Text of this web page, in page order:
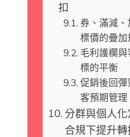
扣
券、滿減
標價的疊加
毛利護欄與
標的平衡
促銷後回
客預期管理
分群與個人
合規下提升轉